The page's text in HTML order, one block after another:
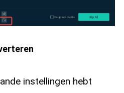
instellingen hebt